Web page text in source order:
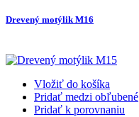
Drevený motýlik M16
Vložiť do košíka
Pridať medzi obľubené
Pridať k porovnaniu